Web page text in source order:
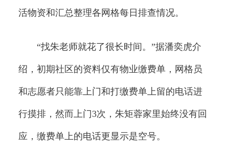
活物资和汇总整理各网格每日排查情况。
“找朱老师就花了很长时间。”据潘奕虎介
绍，初期社区的资料仅有物业缴费单，网格员
和志愿者只能靠上门和打缴费单上留的电话进
行摸排，然而上门3次，朱矩蓉家里始终没有回
应，缴费单上的电话更显示是空号。